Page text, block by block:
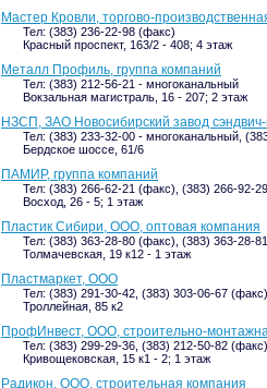
Мастер Кровли, торгово-
Тел: (383) 236-22-98 (факс)
Красный проспект, 163/2 - 408; 4 этаж
Металл Профиль, группа компаний
Тел: (383) 212-56-21 - многоканальный
Вокзальная магистраль, 16 - 207; 2 этаж
НЗСП, ЗАО Новосибирский завод
Тел: (383) 233-32-00 - многоканальный,
Бердское шоссе, 61/6
ПАМИР, группа компаний
Тел: (383) 266-62-21 (факс), (383) 266-92-
Восход, 26 - 5; 1 этаж
Пластик Сибири, ООО, оптовая компания
Тел: (383) 363-28-80 (факс), (383) 363-28-
Толмачевская, 19 к12 - 1 этаж
Пластмаркет, ООО
Тел: (383) 291-30-42, (383) 303-06-67 (факс)
Троллейная, 85 к2
ПрофИнвест, ООО, строительно-
Тел: (383) 299-29-36, (383) 212-50-82 (факс)
Кривощековская, 15 к1 - 2; 1 этаж
Радикон, ООО, строительная компания